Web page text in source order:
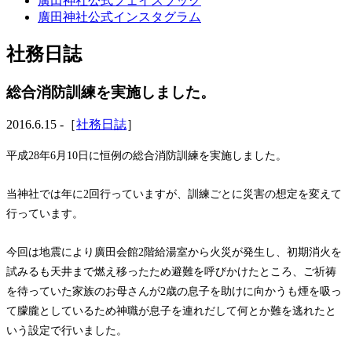
廣田神社公式インスタグラム
社務日誌
総合消防訓練を実施しました。
2016.6.15 -［社務日誌］
平成28年6月10日に恒例の総合消防訓練を実施しました。
当神社では年に2回行っていますが、訓練ごとに災害の想定を変えて
行っています。
今回は地震により廣田会館2階給湯室から火災が発生し、初期消火を
試みるも天井まで燃え移ったため避難を呼びかけたところ、ご祈祷
を待っていた家族のお母さんが2歳の息子を助けに向かうも煙を吸っ
て朦朧としているため神職が息子を連れだして何とか難を逃れたと
いう設定で行いました。